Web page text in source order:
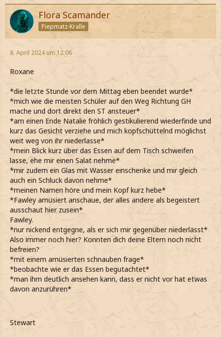
Flora Scamander
Piepmatz-Kralle
8. April 2024 um 12:06
Roxane
*die letzte Stunde vor dem Mittag eben beendet wurde*
*mich wie die meisten Schüler auf den Weg Richtung GH
mache und dort direkt den ST ansteuer*
*am einen Ende Natalie fröhlich gestikulierend wiederfinde und
kurz das Gesicht verziehe und mich kopfschüttelnd möglichst
weit weg von ihr niederlasse*
*mein Blick kurz über das Essen auf dem Tisch schweifen
lasse, ehe mir einen Salat nehme*
*mir zudem ein Glas mit Wasser einschenke und mir gleich
auch ein Schluck davon nehme*
*meinen Namen höre und mein Kopf kurz hebe*
*Fawley amüsiert anschaue, der alles andere als begeistert
ausschaut hier zusein*
Fawley.
*nur nickend entgegne, als er sich mir gegenüber niederlässt*
Also immer noch hier? Konnten dich deine Eltern noch nicht
befreien?
*mit einem amüsierten schnauben frage*
*beobachte wie er das Essen begutachtet*
*man ihm deutlich ansehen kann, dass er nicht vor hat etwas
davon anzurühren*
Stewart